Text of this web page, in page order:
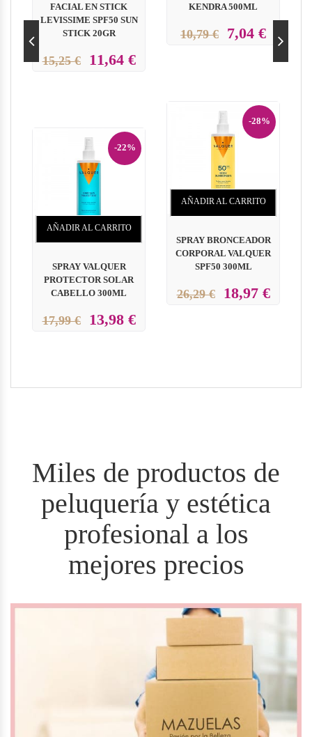
FACIAL EN STICK
LEVISSIME SPF50 SUN
STICK 20GR
15,25 € 11,64 €
-22%
AÑADIR AL CARRITO
SPRAY VALQUER
PROTECTOR SOLAR
CABELLO 300ML
17,99 € 13,98 €
KENDRA 500ML
10,79 € 7,04 €
-28%
AÑADIR AL CARRITO
SPRAY BRONCEADOR
CORPORAL VALQUER
SPF50 300ML
26,29 € 18,97 €
Miles de productos de
peluquería y estética
profesional a los
mejores precios